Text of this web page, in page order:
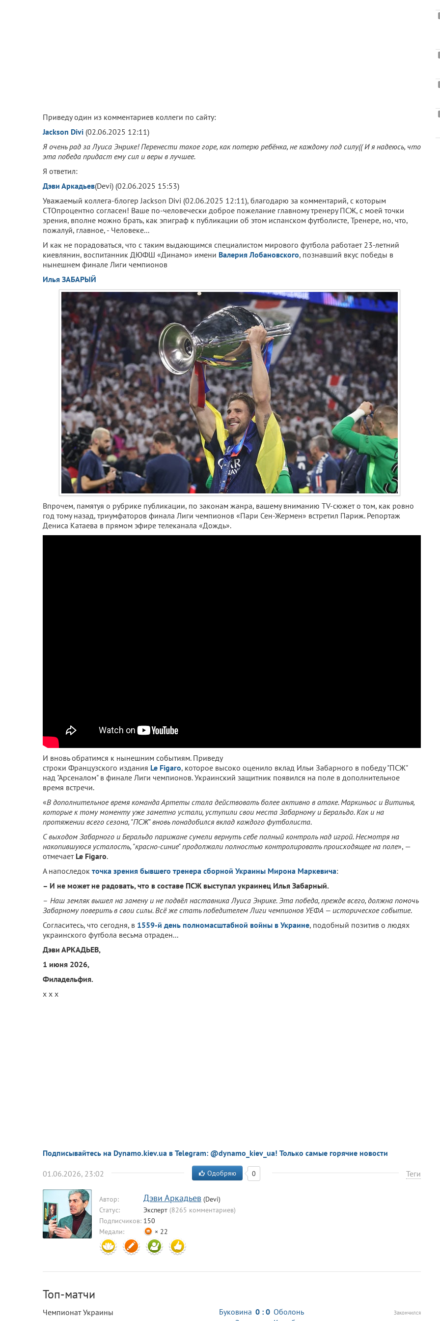
Приведу один из комментариев коллеги по сайту:
Jackson Divi (02.06.2025 12:11)
Я очень рад за Луиса Энрике! Перенести такое горе, как потерю ребёнка, не каждому под силу(( И я надеюсь, что
эта победа придаст ему сил и веры в лучшее.
Я ответил:
Дэви Аркадьев(Devi) (02.06.2025 15:53)
Уважаемый коллега-блогер Jackson Divi (02.06.2025 12:11), благодарю за комментарий, с которым
СТОпроцентно согласен! Ваше по-человечески доброе пожелание главному тренеру ПСЖ, с моей точки
зрения, вполне можно брать, как эпиграф к публикации об этом испанском футболисте, Тренере, но, что,
пожалуй, главное, - Человеке...
И как не порадоваться, что с таким выдающимся специалистом мирового футбола работает 23-летний
киевлянин, воспитанник ДЮФШ «Динамо» имени Валерия Лобановского, познавший вкус победы в
нынешнем финале Лиги чемпионов
Илья ЗАБАРЫЙ
Впрочем, памятуя о рубрике публикации, по законам жанра, вашему вниманию TV-cюжет о том, как ровно
год тому назад, триумфаторов финала Лиги чемпионов «Пари Сен-Жермен» встретил Париж. Репортаж
Дениса Катаева в прямом эфире телеканала «Дождь».
И вновь обратимся к нынешним событиям. Приведу
строки Французского издания Le Figaro, которое высоко оценило вклад Ильи Забарного в победу "ПСЖ"
над "Арсеналом" в финале Лиги чемпионов. Украинский защитник появился на поле в дополнительное
время встречи.
«В дополнительное время команда Артеты стала действовать более активно в атаке. Маркиньос и Витинья,
которые к тому моменту уже заметно устали, уступили свои места Забарному и Беральдо. Как и на
протяжении всего сезона, "ПСЖ" вновь понадобился вклад каждого футболиста.
С выходом Забарного и Беральдо парижане сумели вернуть себе полный контроль над игрой. Несмотря на
накопившуюся усталость, "красно-синие" продолжали полностью контролировать происходящее на поле», —
отмечает Le Figaro.
А напоследок точка зрения бывшего тренера сборной Украины Мирона Маркевича:
– И не может не радовать, что в составе ПСЖ выступал украинец Илья Забарный.
– Наш земляк вышел на замену и не подвёл наставника Луиса Энрике. Эта победа, прежде всего, должна помочь
Забарному поверить в свои силы. Всё же стать победителем Лиги чемпионов УЕФА — историческое событие.
Согласитесь, что сегодня, в 1559-й день полномасштабной войны в Украине, подобный позитив о людях
украинского футбола весьма отраден...
Дэви АРКАДЬЕВ,
1 июня 2026,
Филадельфия.
х х х
Подписывайтесь на Dynamo.kiev.ua в Telegram: @dynamo_kiev_ua! Только самые горячие новости
01.06.2026, 23:02 Теги
Одобряю 0
Автор: Дэви Аркадьев (Devi)
Статус:
Эксперт (8265 комментариев)
Подписчиков: 150
Медали:
× 22
Топ-матчи
Чемпионат Украины Буковина Оболонь
0 : 0 Закончился